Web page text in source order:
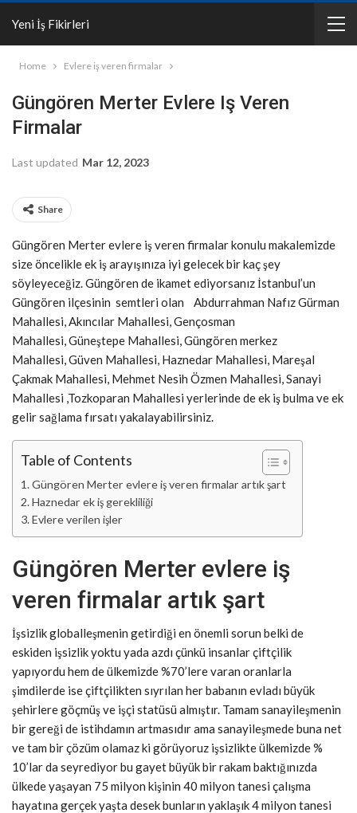
Yeni İş Fikirleri
Home Evlere iş veren firmalar
Güngören Merter Evlere Iş Veren
Firmalar
Last updated Mar 12, 2023
Share
Güngören Merter evlere iş veren firmalar konulu makalemizde
size öncelikle ek iş arayışınıza iyi gelecek bir kaç şey
söyleyeceğiz. Güngören de ikamet ediyorsanız İstanbul’un
Güngören ilçesinin semtleri olan Abdurrahman Nafız Gürman
Mahallesi, Akıncılar Mahallesi, Gençosman
Mahallesi, Güneştepe Mahallesi, Güngören merkez
Mahallesi, Güven Mahallesi, Haznedar Mahallesi, Mareşal
Çakmak Mahallesi, Mehmet Nesih Özmen Mahallesi, Sanayi
Mahallesi ,Tozkoparan Mahallesi yerlerinde de ek iş bulma ve ek
gelir sağlama fırsatı yakalayabilirsiniz.
Table of Contents
Güngören Merter evlere iş veren firmalar artık şart
Haznedar ek iş gerekliliği
Evlere verilen işler
Güngören Merter evlere iş
veren firmalar artık şart
İşsizlik globalleşmenin getirdiği en önemli sorun belki de
eskiden işsizlik yoktu yada azdı çünkü insanlar çiftçilik
yapıyordu hem de ülkemizde %70’lere varan oranlarla
şimdilerde ise çiftçilikten sıyrılan her babanın evladı büyük
şehirlere göçmüş ve işçi statüsü almıştır. Tamam sanayileşmenin
bir gereği de istihdamın artmasıdır ama sanayileşmede buna net
ve tam bir çözüm olamaz ki görüyoruz işsizlikte ülkemizde %
10’lar da seyrediyor bu gayet büyük bir rakam baktığınızda
ülkede yaşayan 75 milyon kişinin 40 milyon tanesi çalışma
hayatına gerçek yaşta desek bunların yaklaşık 4 milyon tanesi